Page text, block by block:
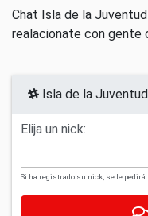
Chat Isla de la
realacionate con gente
Isla de la Juventud
Elija un nick:
Si ha registrado su nick, se le